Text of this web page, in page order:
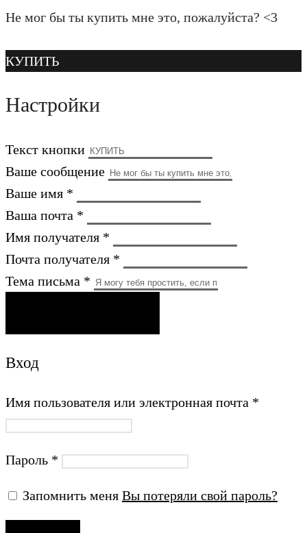
Не мог бы ты купить мне это, пожалуйста? <3
КУПИТЬ
Настройки
Текст кнопки
Ваше сообщение
Ваше имя *
Ваша почта *
Имя получателя *
Почта получателя *
Тема письма *
Вход
Имя пользователя или электронная почта *
Пароль *
Запомнить меня Вы потеряли свой пароль?